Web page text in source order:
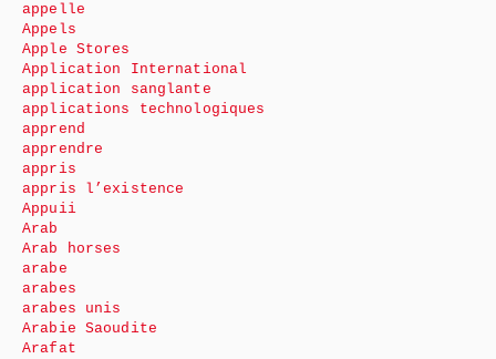
appelle
Appels
Apple Stores
Application International
application sanglante
applications technologiques
apprend
apprendre
appris
appris l’existence
Appuii
Arab
Arab horses
arabe
arabes
arabes unis
Arabie Saoudite
Arafat